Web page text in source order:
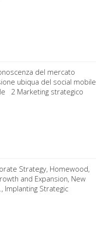
del mercato
ubiqua del social mobile
2 Marketing strategico
Strategy, Homewood,
and Expansion, New
Implanting Strategic